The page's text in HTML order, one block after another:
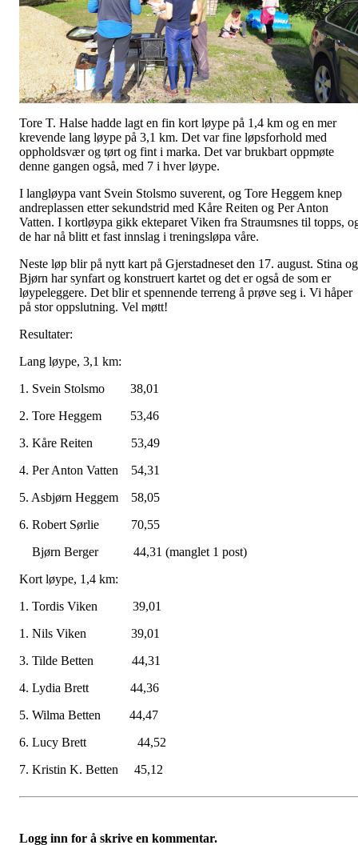
Tore T. Halse hadde lagt en fin kort løype på 1,4 km og en mer
krevende lang løype på 3,1 km. Det var fine løpsforhold med
oppholdsvær og tørt og fint i marka. Det var brukbart oppmøte
denne gangen også, med 7 i hver løype.
I langløypa vant Svein Stolsmo suverent, og Tore Heggem knep
andreplassen etter sekundstrid med Kåre Reiten og Per Anton
Vatten. I kortløypa gikk ekteparet Viken fra Straumsnes til topps,
de har nå blitt et fast innslag i treningsløpa våre.
Neste løp blir på nytt kart på Gjerstadneset den 17. august. Stina og
Bjørn har synfart og konstruert kartet og det er også de som er
løypeleggere. Det blir et spennende terreng å prøve seg i. Vi håper
på stor oppslutning. Vel møtt!
Resultater:
Lang løype, 3,1 km:
1. Svein Stolsmo 38,01
2. Tore Heggem 53,46
3. Kåre Reiten 53,49
4. Per Anton Vatten 54,31
5. Asbjørn Heggem 58,05
6. Robert Sørlie 70,55
Bjørn Berger 44,31 (manglet 1 post)
Kort løype, 1,4 km:
1. Tordis Viken 39,01
1. Nils Viken 39,01
3. Tilde Betten 44,31
4. Lydia Brett 44,36
5. Wilma Betten 44,47
6. Lucy Brett 44,52
7. Kristin K. Betten 45,12
Logg inn for å skrive en kommentar.